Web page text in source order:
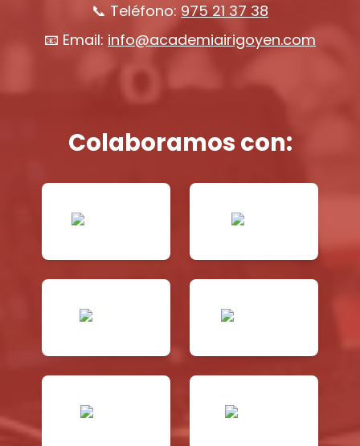
📞 Teléfono: 975 21 37 38
📧 Email: info@academiairigoyen.com
Colaboramos con: